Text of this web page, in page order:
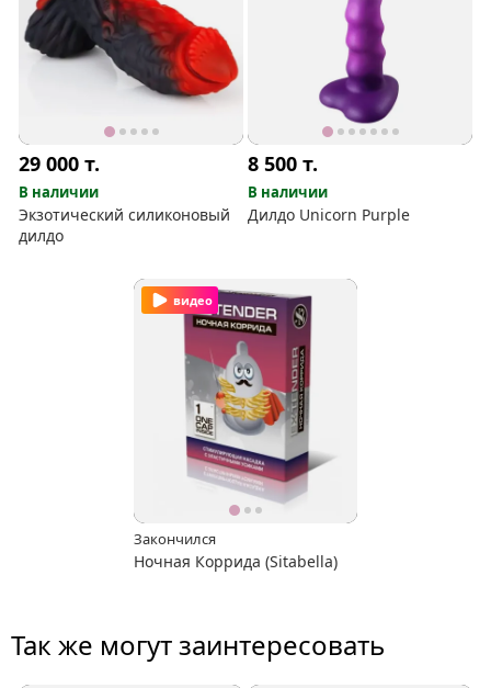
29 000т.
В наличии
Экзотический силиконовый
дилдо
8 500т.
В наличии
Дилдо Unicorn Purple
видео
Закончился
Ночная Коррида (Sitabella)
Так же могут заинтересовать